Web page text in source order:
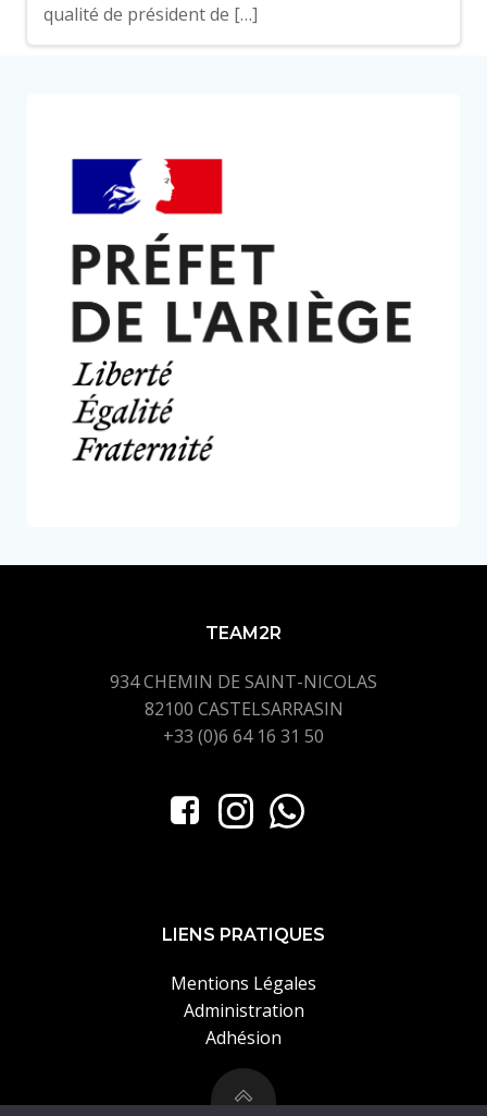
qualité de président de […]
TEAM2R
934 CHEMIN DE SAINT-NICOLAS
82100 CASTELSARRASIN
+33 (0)6 64 16 31 50
LIENS PRATIQUES
Mentions Légales
Administration
Adhésion